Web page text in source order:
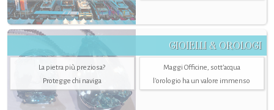
GIOIELLI & OROLOGI
La pietra più preziosa?
Protegge chi naviga
Maggi Officine, sott’acqua
l'orologio ha un valore immenso